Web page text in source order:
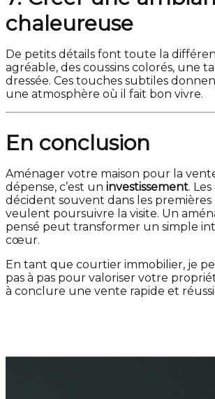
chaleureuse
De petits détails font toute la
agréable, des coussins colorés, une
dressée. Ces touches subtiles
une atmosphère où il fait bon vivre.
En conclusion
Aménager votre maison pour la
dépense, c’est un investissement.
décident souvent dans les premières
veulent poursuivre la visite. Un
pensé peut transformer un simple
cœur.
En tant que courtier immobilier, je
pas à pas pour valoriser votre
à conclure une vente rapide et